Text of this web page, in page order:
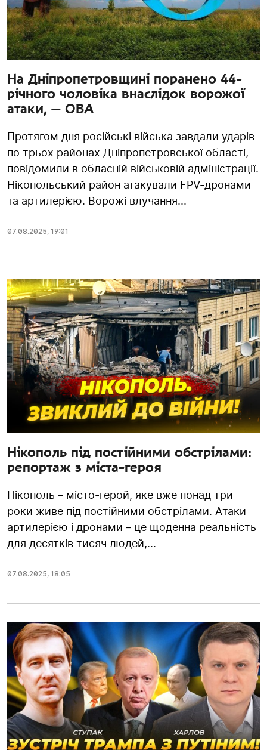
На Дніпропетровщині поранено 44-
річного чоловіка внаслідок ворожої
атаки, — ОВА
Протягом дня російські війська завдали ударів
по трьох районах Дніпропетровської області,
повідомили в обласній військовій адміністрації.
Нікопольський район атакували FPV-дронами
та артилерією. Ворожі влучання...
07.08.2025, 19:01
Нікополь під постійними обстрілами:
репортаж з міста-героя
Нікополь – місто-герой, яке вже понад три
роки живе під постійними обстрілами. Атаки
артилерією і дронами – це щоденна реальність
для десятків тисяч людей,...
07.08.2025, 18:05